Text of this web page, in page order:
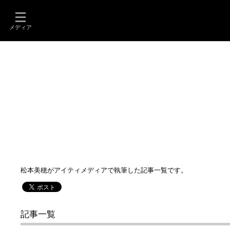
メディア
松本美穂がアイティメディアで執筆した記事一覧です。
記事一覧